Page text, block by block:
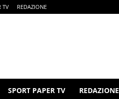
TV REDAZIONE
SPORT PAPER TV REDAZIONE